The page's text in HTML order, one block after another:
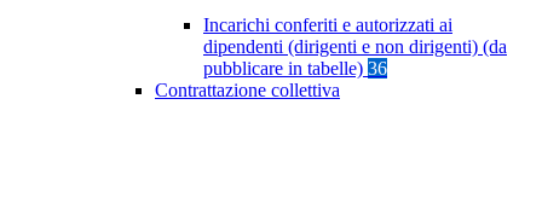
Incarichi conferiti e autorizzati ai
dipendenti (dirigenti e non dirigenti) (da
pubblicare in tabelle) 36
Contrattazione collettiva